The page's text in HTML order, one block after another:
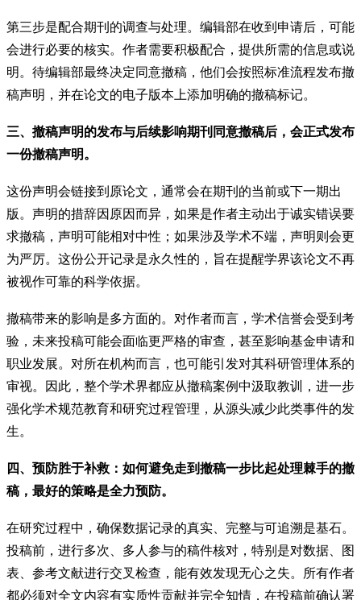
第三步是配合期刊的调查与处理。编辑部在收到申请后，可能
会进行必要的核实。作者需要积极配合，提供所需的信息或说
明。待编辑部最终决定同意撤稿，他们会按照标准流程发布撤
稿声明，并在论文的电子版本上添加明确的撤稿标记。
三、撤稿声明的发布与后续影响期刊同意撤稿后，会正式发布
一份撤稿声明。
这份声明会链接到原论文，通常会在期刊的当前或下一期出
版。声明的措辞因原因而异，如果是作者主动出于诚实错误要
求撤稿，声明可能相对中性；如果涉及学术不端，声明则会更
为严厉。这份公开记录是永久性的，旨在提醒学界该论文不再
被视作可靠的科学依据。
撤稿带来的影响是多方面的。对作者而言，学术信誉会受到考
验，未来投稿可能会面临更严格的审查，甚至影响基金申请和
职业发展。对所在机构而言，也可能引发对其科研管理体系的
审视。因此，整个学术界都应从撤稿案例中汲取教训，进一步
强化学术规范教育和研究过程管理，从源头减少此类事件的发
生。
四、预防胜于补救：如何避免走到撤稿一步比起处理棘手的撤
稿，最好的策略是全力预防。
在研究过程中，确保数据记录的真实、完整与可追溯是基石。
投稿前，进行多次、多人参与的稿件核对，特别是对数据、图
表、参考文献进行交叉检查，能有效发现无心之失。所有作者
都必须对全文内容有实质性贡献并完全知情，在投稿前确认署